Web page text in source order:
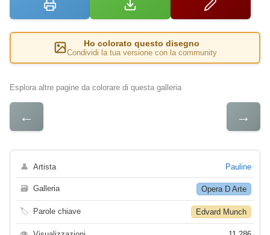
Ho colorato questo disegno
Condividi la tua versione con la community
Esplora altre pagine da colorare di questa galleria
← →
👤 Artista Pauline
🗃 Galleria Opera D Arte
🏷 Parole chiave Edvard Munch